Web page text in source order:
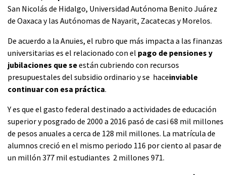
San Nicolás de Hidalgo, Universidad Autónoma Benito Juárez
de Oaxaca y las Autónomas de Nayarit, Zacatecas y Morelos.
De acuerdo a la Anuies, el rubro que más impacta a las finanzas
universitarias es el relacionado con el pago de pensiones y
jubilaciones que seestán cubriendo con recursos
presupuestales del subsidio ordinario y se haceinviable
continuar con esa práctica.
Y es que el gasto federal destinado a actividades de educación
superior y posgrado de 2000 a 2016 pasó de casi 68 mil millones
de pesos anuales a cerca de 128 mil millones. La matrícula de
alumnos creció en el mismo periodo 116 por ciento al pasar de
un millón 377 mil estudiantes 2 millones 971.